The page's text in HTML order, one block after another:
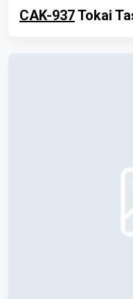
CAK-937Tokai